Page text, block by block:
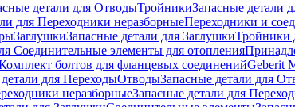
детали для ОтводыТройникиЗапасные детали
для Переходники неразборныеПереходники и
ЗаглушкиЗапасные детали для ЗаглушкиТройники
Соединительные элементы для отопления
болтов для фланцевых соединенийGeberit
для ПереходыОтводыЗапасные детали для
неразборныеЗапасные детали для